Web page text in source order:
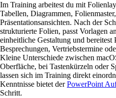
Im Training arbeitest du mit
Tabellen, Diagrammen,
Präsentationsansichten. Nach der
strukturierte Folien, passt Vorlagen
einheitliche Gestaltung und bereitest
Besprechungen, Vertriebstermine
Kleine Unterschiede zwischen
Oberfläche, bei Tastenkürzeln oder
lassen sich im Training direkt
Kenntnisse bietet derPowerPoint
Schritt.